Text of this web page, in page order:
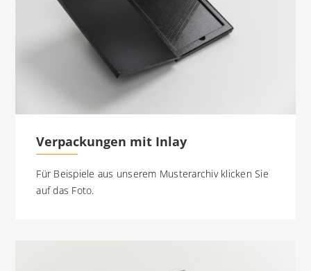
Verpackungen mit Inlay
Für Beispiele aus unserem Musterarchiv klicken Sie
auf das Foto.